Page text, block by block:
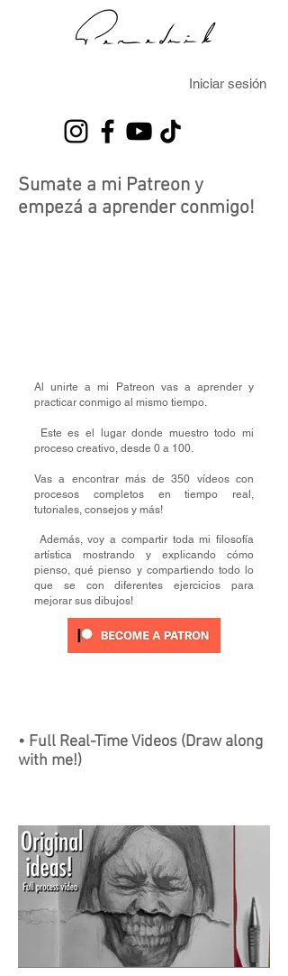
Iniciar sesión
Sumate a mi Patreon y
empezá a aprender conmigo!
Al unirte a mi Patreon vas a aprender y
practicar conmigo al mismo tiempo.
​ Este es el lugar donde muestro todo mi
proceso creativo, desde 0 a 100.
Vas a encontrar más de 350 vídeos con
procesos completos en tiempo real,
tutoriales, consejos y más!
​ Además, voy a compartir toda mi filosofía
artística mostrando y explicando cómo
pienso, qué pienso y compartiendo todo lo
que se con diferentes ejercicios para
mejorar sus dibujos!
• Full Real-Time Videos (Draw along
with me!)